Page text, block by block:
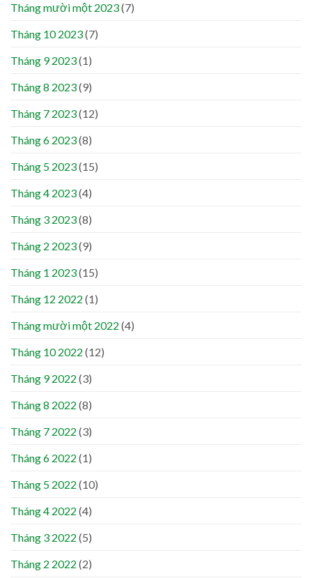
Tháng mười một 2023(7)
Tháng 10 2023(7)
Tháng 9 2023(1)
Tháng 8 2023(9)
Tháng 7 2023(12)
Tháng 6 2023(8)
Tháng 5 2023(15)
Tháng 4 2023(4)
Tháng 3 2023(8)
Tháng 2 2023(9)
Tháng 1 2023(15)
Tháng 12 2022 (1)
Tháng mười một 2022 (4)
Tháng 10 2022 (12)
Tháng 9 2022 (3)
Tháng 8 2022 (8)
Tháng 7 2022 (3)
Tháng 6 2022 (1)
Tháng 5 2022 (10)
Tháng 4 2022 (4)
Tháng 3 2022 (5)
Tháng 2 2022 (2)